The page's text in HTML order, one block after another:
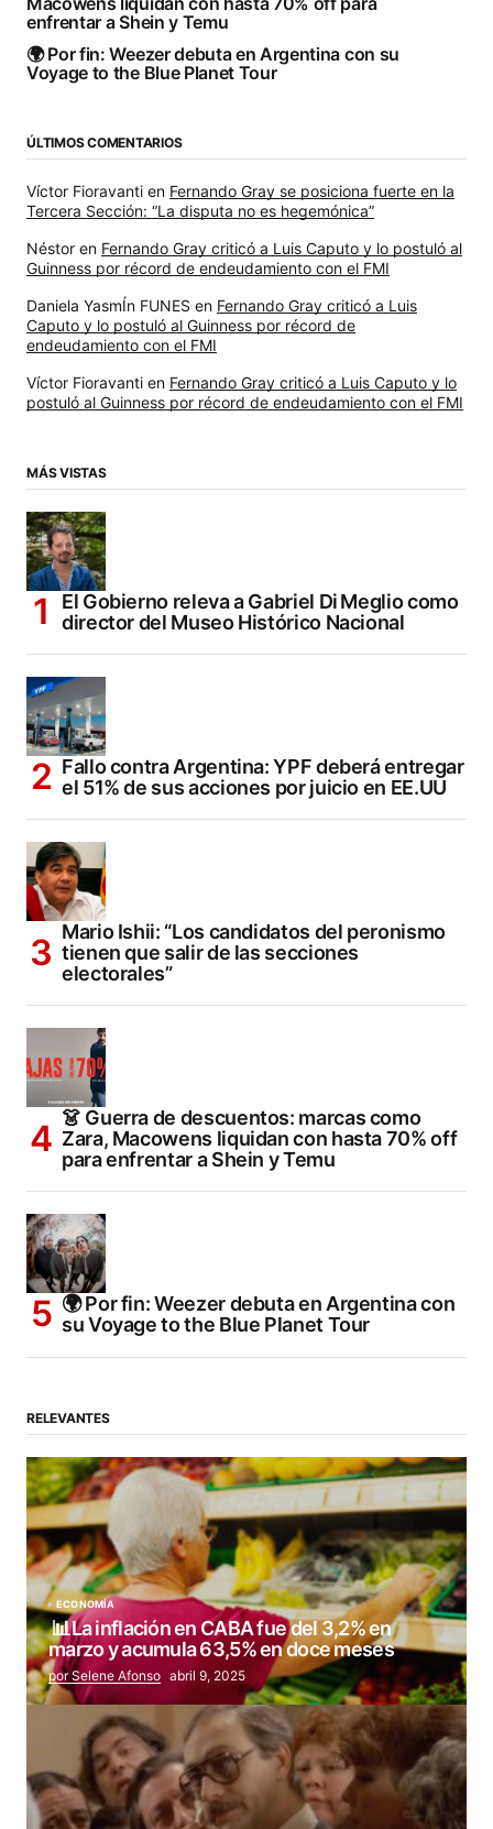
enfrentar a Shein y Temu
🌍 Por fin: Weezer debuta en Argentina con su
Voyage to the Blue Planet Tour
ÚLTIMOS COMENTARIOS
Víctor Fioravanti en Fernando Gray se posiciona fuerte en la
Tercera Sección: “La disputa no es hegemónica”
Néstor en Fernando Gray criticó a Luis Caputo y lo postuló al
Guinness por récord de endeudamiento con el FMI
Daniela YasmÍn FUNES en Fernando Gray criticó a Luis
Caputo y lo postuló al Guinness por récord de
endeudamiento con el FMI
Víctor Fioravanti en Fernando Gray criticó a Luis Caputo y lo
postuló al Guinness por récord de endeudamiento con el FMI
MÁS VISTAS
El Gobierno releva a Gabriel Di Meglio como
director del Museo Histórico Nacional
Fallo contra Argentina: YPF deberá entregar
el 51% de sus acciones por juicio en EE.UU
Mario Ishii: “Los candidatos del peronismo
tienen que salir de las secciones
electorales”
👗 Guerra de descuentos: marcas como
Zara, Macowens liquidan con hasta 70% off
para enfrentar a Shein y Temu
🌍 Por fin: Weezer debuta en Argentina con
su Voyage to the Blue Planet Tour
RELEVANTES
ECONOMÍA
📊La inflación en CABA fue del 3,2% en
marzo y acumula 63,5% en doce meses
por Selene Afonso abril 9, 2025